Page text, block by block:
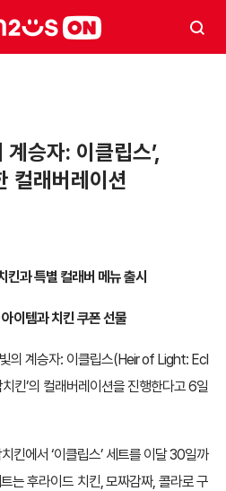
승자: 이클립스’,
컬래버레이션
킨과 특별 컬래버 메뉴 출시
이템과 치킨 쿠폰 선물
의 계승자: 이클립스(Heir of Light: Ecl
킨’의 컬래버레이션을 진행한다고 6일
킨에서 ‘이클립스’ 세트를 이달 30일까
는 후라이드 치킨, 모짜감짜, 콜라로 구